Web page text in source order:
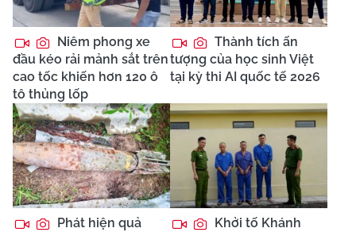
Niêm phong xe
đầu kéo rải mảnh sắt trên
cao tốc khiến hơn 120 ô
tô thủng lốp
Thành tích ấn
tượng của học sinh Việt
tại kỳ thi AI quốc tế 2026
Phát hiện quả
Khởi tố Khánh